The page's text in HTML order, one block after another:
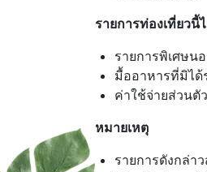
รายการท่องเที่ยวนี้
รายการพิเศษน
มื้ออาหารที่มิได้
ค่าใช้จ่ายส่วนตั
หมายเหตุ
รายการดังกล่า